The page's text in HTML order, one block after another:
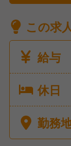
この求
給与
休日
勤務